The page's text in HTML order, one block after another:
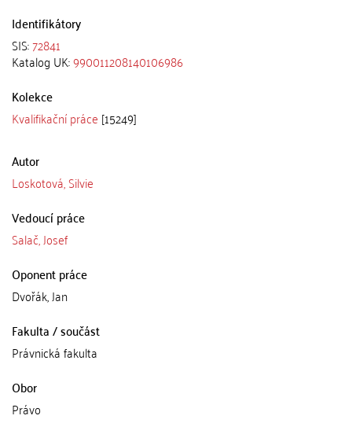
Identifikátory
SIS:72841
Katalog UK:990011208140106986
Kolekce
Kvalifikační práce [15249]
Autor
Loskotová, Silvie
Vedoucí práce
Salač, Josef
Oponent práce
Dvořák, Jan
Fakulta / součást
Právnická fakulta
Obor
Právo